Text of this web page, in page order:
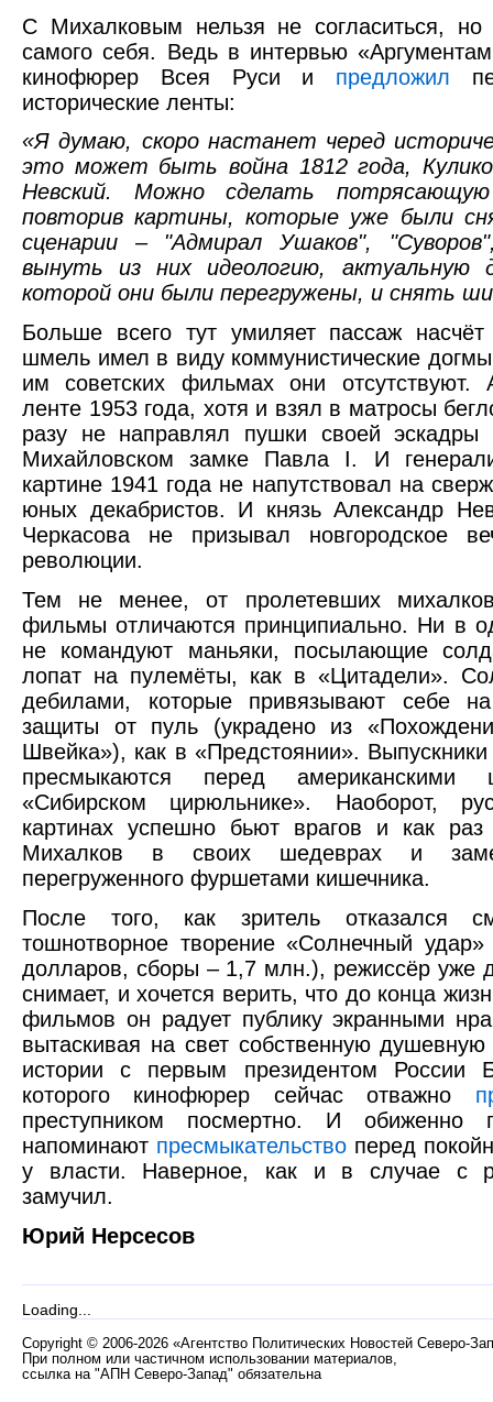
С Михалковым нельзя не согласиться, но
самого себя. Ведь в интервью
кинофюрер Всея Руси и предложил
исторические ленты:
«Я думаю, скоро настанет черед
это может быть война 1812 года,
Невский. Можно сделать
повторив картины, которые уже были
сценарии – "Адмирал Ушаков",
вынуть из них идеологию, актуальную
которой они были перегружены, и снять
Больше всего тут умиляет пассаж
шмель имел в виду коммунистические
им советских фильмах они
ленте 1953 года, хотя и взял в матросы
разу не направлял пушки своей эскадры
Михайловском замке Павла I. И
картине 1941 года не напутствовал на
юных декабристов. И князь Александр
Черкасова не призывал новгородское
революции.
Тем не менее, от пролетевших
фильмы отличаются принципиально. Ни в
не командуют маньяки, посылающие
лопат на пулемёты, как в «Цитадели».
дебилами, которые привязывают себе
защиты от пуль (украдено из
Швейка»), как в «Предстоянии».
пресмыкаются перед
«Сибирском цирюльнике». Наоборот,
картинах успешно бьют врагов и как
Михалков в своих шедеврах и
перегруженного фуршетами кишечника.
После того, как зритель отказался
тошнотворное творение «Солнечный
долларов, сборы – 1,7 млн.), режиссёр уже
снимает, и хочется верить, что до конца
фильмов он радует публику экранными
вытаскивая на свет собственную
истории с первым президентом России
которого кинофюрер сейчас отважно
преступником посмертно. И обиженно
напоминают пресмыкательство перед
у власти. Наверное, как и в случае с
замучил.
Юрий Нерсесов
Loading...
Copyright © 2006-2026 «Агентство Политических Новостей Северо-
При полном или частичном использовании материалов,
ссылка на "АПН Северо-Запад" обязательна